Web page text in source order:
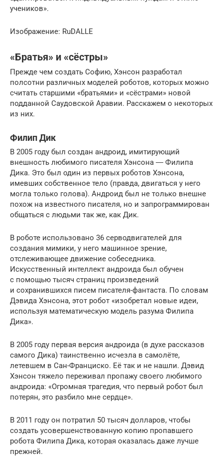
учеников».
Изображение: RuDALLE
«Братья» и «сёстры»
Прежде чем создать Софию, Хэнсон разработал
полсотни различных моделей роботов, которых можно
считать старшими «братьями» и «сёстрами» новой
подданной Саудовской Аравии. Расскажем о некоторых
из них.
Филип Дик
В 2005 году был создан андроид, имитирующий
внешность любимого писателя Хэнсона ― Филипа
Дика. Это был один из первых роботов Хэнсона,
имевших собственное тело (правда, двигаться у него
могла только голова). Андроид был не только внешне
похож на известного писателя, но и запрограммирован
общаться с людьми так же, как Дик.
В роботе использовано 36 серводвигателей для
создания мимики, у него машинное зрение,
отслеживающее движение собеседника.
Искусственный интеллект андроида был обучен
с помощью тысяч страниц произведений
и сохранившихся писем писателя-фантаста. По словам
Дэвида Хэнсона, этот робот «изобретал новые идеи,
используя математическую модель разума Филипа
Дика».
В 2005 году первая версия андроида (в духе рассказов
самого Дика) таинственно исчезла в самолёте,
летевшем в Сан-Франциско. Её так и не нашли. Дэвид
Хэнсон тяжело переживал пропажу своего любимого
андроида: «Огромная трагедия, что первый робот был
потерян, это разбило мне сердце».
В 2011 году он потратил 50 тысяч долларов, чтобы
создать усовершенствованную копию пропавшего
робота Филипа Дика, которая оказалась даже лучше
прежней.